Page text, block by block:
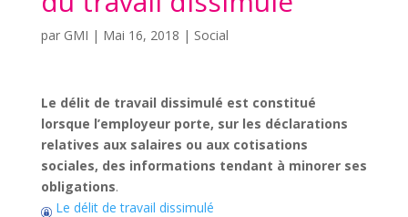
par GMI | Mai 16, 2018 | Social
Le délit de travail dissimulé est constitué
lorsque l’employeur porte, sur les déclarations
relatives aux salaires ou aux cotisations
sociales, des informations tendant à minorer ses
obligations.
Le délit de travail dissimulé